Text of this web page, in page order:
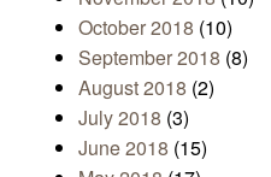
October 2018 (10)
September 2018 (8)
August 2018 (2)
July 2018 (3)
June 2018 (15)